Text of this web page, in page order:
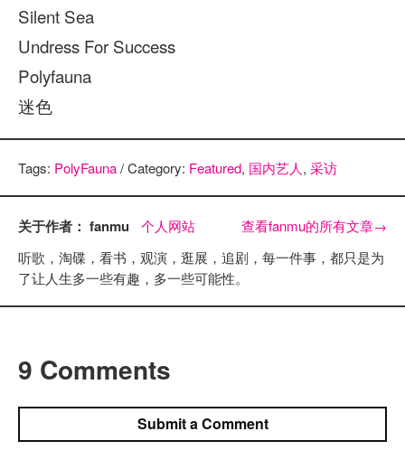
Silent Sea
Undress For Success
Polyfauna
迷色
Tags: PolyFauna/ Category: Featured, 国内艺人, 采访
关于作者： fanmu 个人网站 查看fanmu的所有文章→
听歌，淘碟，看书，观演，逛展，追剧，每一件事，都只是为
了让人生多一些有趣，多一些可能性。
9 Comments
Submit a Comment